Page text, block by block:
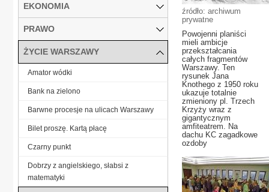
źródło: archiwum
prywatne
Powojenni planiści
mieli ambicje
przekształcania
całych fragmentów
Warszawy. Ten
rysunek Jana
Knothego z 1950 roku
ukazuje totalnie
zmieniony pl. Trzech
Krzyży wraz z
gigantycznym
amfiteatrem. Na
dachu KC zagadkowe
ozdoby
EKONOMIA
PRAWO
ŻYCIE WARSZAWY
Amator wódki
Bank na zielono
Barwne procesje na ulicach Warszawy
Bilet proszę. Kartą płacę
Czarny punkt
Dobrzy z angielskiego, słabsi z
matematyki